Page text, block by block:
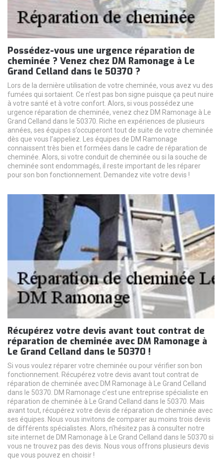
Possédez-vous une urgence réparation de
cheminée ? Venez chez DM Ramonage à Le
Grand Celland dans le 50370 ?
Lors de la dernière utilisation de votre cheminée, vous avez vu des
fumées qui sortaient. Ce n’est pas bon signe puisque ça peut nuire
à votre santé et à votre confort. Alors, si vous possédez une
urgence réparation de cheminée, venez chez DM Ramonage à Le
Grand Celland dans le 50370. Riche en expériences de plusieurs
années, ses équipes s’occuperont tout de suite de votre cheminée
dès que vous l’appeliez. Les équipes de DM Ramonage
connaissent très bien et formées dans le cadre de réparation de
cheminée. Alors, si votre conduit de cheminée ou si la souche de
cheminée sont endommagés, il reste important de les réparer
pour son bon fonctionnement. Demandez vite votre devis !
Récupérez votre devis avant tout contrat de
réparation de cheminée avec DM Ramonage à
Le Grand Celland dans le 50370 !
Si vous voulez réparer votre cheminée ou pour vérifier son bon
fonctionnement. Récupérez votre devis avant tout contrat de
réparation de cheminée avec DM Ramonage à Le Grand Celland
dans le 50370. DM Ramonage c’est une entreprise spécialiste en
réparation de cheminée à Le Grand Celland dans le 50370. Mais
avant tout, récupérez votre devis de réparation de cheminée avec
ses équipes. Nous vous invitons de comparer au moins trois devis
de différents spécialistes. Alors, n’hésitez pas à consulter notre
site internet de DM Ramonage à Le Grand Celland dans le 50370 si
vous ne trouvez pas des devis. Nous vous offrons plusieurs devis
que vous pouvez en choisir !